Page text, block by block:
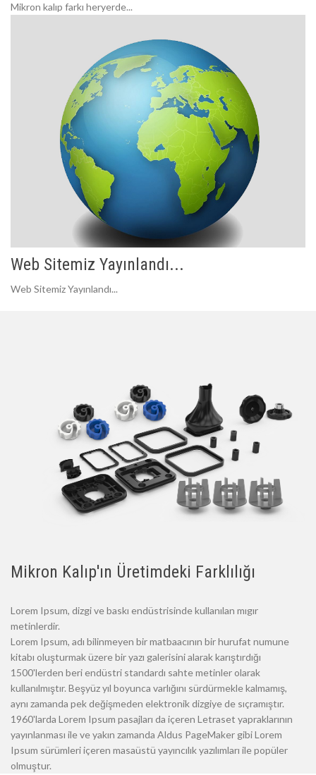
Mikron kalıp farkı heryerde...
Web Sitemiz Yayınlandı...
Web Sitemiz Yayınlandı...
Mikron Kalıp'ın Üretimdeki Farklılığı
Lorem Ipsum, dizgi ve baskı endüstrisinde kullanılan mıgır
metinlerdir.
Lorem Ipsum, adı bilinmeyen bir matbaacının bir hurufat numune
kitabı oluşturmak üzere bir yazı galerisini alarak karıştırdığı
1500'lerden beri endüstri standardı sahte metinler olarak
kullanılmıştır. Beşyüz yıl boyunca varlığını sürdürmekle kalmamış,
aynı zamanda pek değişmeden elektronik dizgiye de sıçramıştır.
1960'larda Lorem Ipsum pasajları da içeren Letraset yapraklarının
yayınlanması ile ve yakın zamanda Aldus PageMaker gibi Lorem
Ipsum sürümleri içeren masaüstü yayıncılık yazılımları ile popüler
olmuştur.